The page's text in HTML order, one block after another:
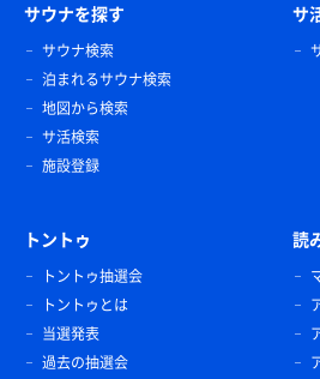
サウナを探す
サウナ検索
泊まれるサウナ検索
地図から検索
サ活検索
施設登録
サ
トントゥ
トントゥ抽選会
トントゥとは
当選発表
過去の抽選会
読